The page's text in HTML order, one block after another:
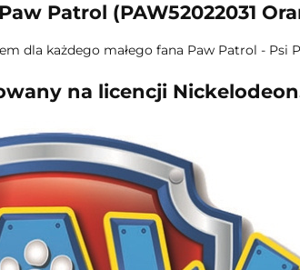
Patrol (PAW52022031
dla każdego małego fana Paw Patrol - Psi
na licencji